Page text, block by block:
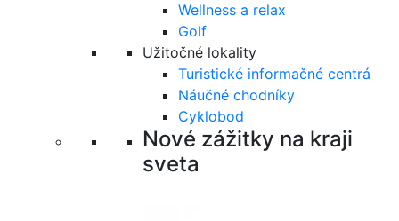
Wellness a relax
Golf
Užitočné lokality
Turistické informačné centrá
Náučné chodníky
Cyklobod
Nové zážitky na kraji
sveta